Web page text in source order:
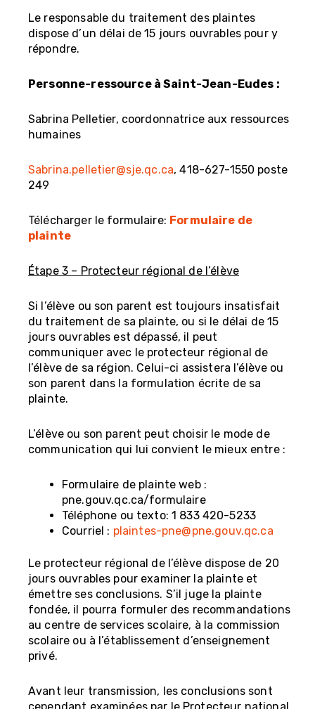
Le responsable du traitement des plaintes
dispose d’un délai de 15 jours ouvrables pour y
répondre.
Personne-ressource à Saint-Jean-Eudes :
Sabrina Pelletier, coordonnatrice aux ressources
humaines
Sabrina.pelletier@sje.qc.ca, 418-627-1550 poste
249
Télécharger le formulaire: Formulaire de
plainte
Étape 3 – Protecteur régional de l’élève
Si l’élève ou son parent est toujours insatisfait
du traitement de sa plainte, ou si le délai de 15
jours ouvrables est dépassé, il peut
communiquer avec le protecteur régional de
l’élève de sa région. Celui-ci assistera l’élève ou
son parent dans la formulation écrite de sa
plainte.
L’élève ou son parent peut choisir le mode de
communication qui lui convient le mieux entre :
Formulaire de plainte web :
pne.gouv.qc.ca/formulaire
Téléphone ou texto: 1 833 420-5233
Courriel : plaintes-pne@pne.gouv.qc.ca
Le protecteur régional de l’élève dispose de 20
jours ouvrables pour examiner la plainte et
émettre ses conclusions. S’il juge la plainte
fondée, il pourra formuler des recommandations
au centre de services scolaire, à la commission
scolaire ou à l’établissement d’enseignement
privé.
Avant leur transmission, les conclusions sont